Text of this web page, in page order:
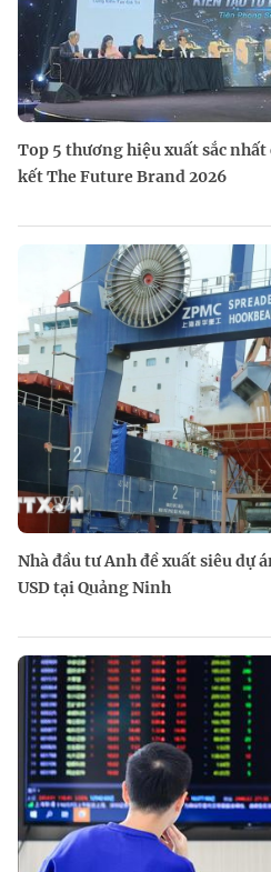
Top 5 thương hiệu xuất sắc
kết The Future Brand 2026
Nhà đầu tư Anh đề xuất siêu dự
USD tại Quảng Ninh